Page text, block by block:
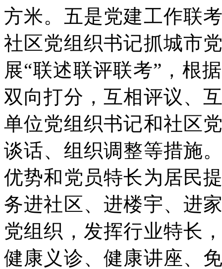
方米。五是党建工作联
社区党组织书记抓城市
展“联述联评联考”，根
双向打分，互相评议、
单位党组织书记和社区
谈话、组织调整等措施
优势和党员特长为居民
务进社区、进楼宇、进
党组织，发挥行业特长
健康义诊、健康讲座、